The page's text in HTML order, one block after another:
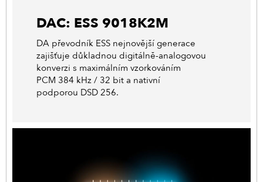
DAC: ESS 9018K2M
DA převodník ESS nejnovější generace
zajišťuje důkladnou digitálně-analogovou
konverzi s maximálním vzorkováním
PCM 384 kHz / 32 bit a nativní
podporou DSD 256.